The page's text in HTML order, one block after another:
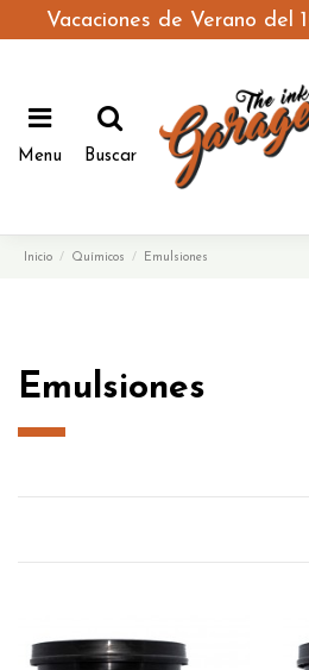
Vacaciones de Verano del
Menu Buscar
Inicio Químicos Emulsiones
Emulsiones